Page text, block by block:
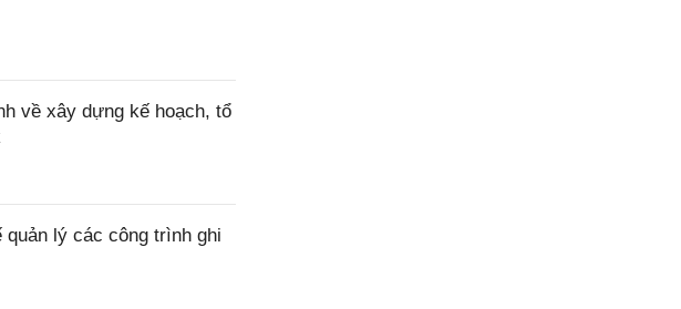
về xây dựng kế hoạch, tổ
quản lý các công trình ghi